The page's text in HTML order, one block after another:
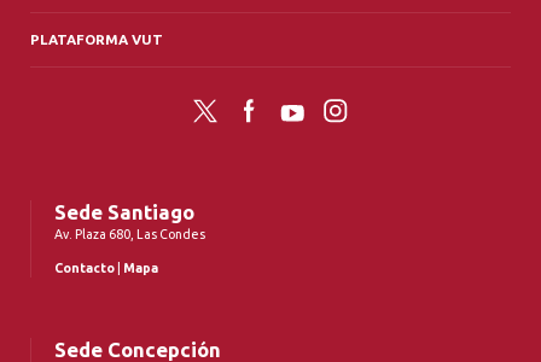
PLATAFORMA VUT
Twitter FacebookYouTubeInstagram
Sede Santiago
Av. Plaza 680, Las Condes
Contacto Mapa
Sede Concepción